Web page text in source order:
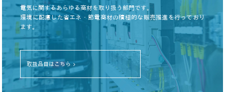
電気に関するあらゆる商材を取り扱う部門です。
環境に配慮した省エネ・節電商材の積極的な販売推進を行っており
ます。
取扱品目はこちら